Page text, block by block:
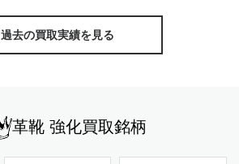
過去の買取実績を見る
革靴 強化買取銘柄